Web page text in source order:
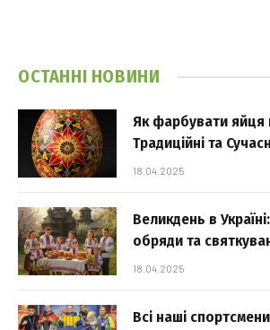
ОСТАННІ НОВИНИ
Як фарбувати яйця
Традиційні та
18.04.2025
Великдень в
обряди та
18.04.2025
Всі наші